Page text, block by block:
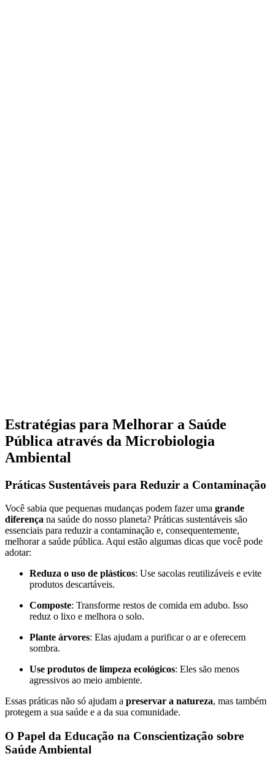
Estratégias para Melhorar a Saúde
Pública através da Microbiologia
Ambiental
Práticas Sustentáveis para Reduzir a Contaminação
Você sabia que pequenas mudanças podem fazer uma grande
diferença na saúde do nosso planeta? Práticas sustentáveis são
essenciais para reduzir a contaminação e, consequentemente,
melhorar a saúde pública. Aqui estão algumas dicas que você pode
adotar:
Reduza o uso de plásticos: Use sacolas reutilizáveis e evite
produtos descartáveis.
Composte: Transforme restos de comida em adubo. Isso
reduz o lixo e melhora o solo.
Plante árvores: Elas ajudam a purificar o ar e oferecem
sombra.
Use produtos de limpeza ecológicos: Eles são menos
agressivos ao meio ambiente.
Essas práticas não só ajudam a preservar a natureza, mas também
protegem a sua saúde e a da sua comunidade.
O Papel da Educação na Conscientização sobre
Saúde Ambiental